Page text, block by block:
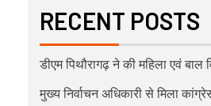
RECENT POSTS
डीएम पिथौरागढ़ ने की महिला एवं बाल
मुख्य निर्वाचन अधिकारी से मिला